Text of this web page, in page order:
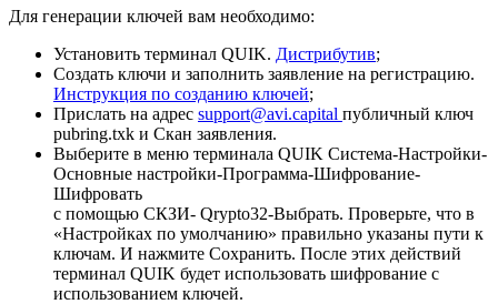
Для генерации ключей вам необходимо:
Установить терминал QUIK. Дистрибутив;
Создать ключи и заполнить заявление на регистрацию.
Инструкция по созданию ключей;
Прислать на адрес support@avi.capital публичный ключ
pubring.txk и Скан заявления.
Выберите в меню терминала QUIK Система-Настройки-
Основные настройки-Программа-Шифрование-
Шифровать
с помощью СКЗИ- Qrypto32-Выбрать. Проверьте, что в
«Настройках по умолчанию» правильно указаны пути к
ключам. И нажмите Сохранить. После этих действий
терминал QUIK будет использовать шифрование с
использованием ключей.